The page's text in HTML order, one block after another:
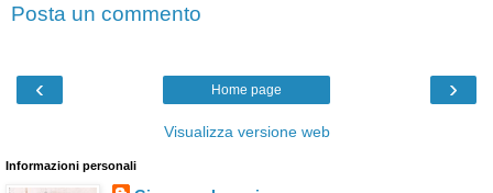
Posta un commento
‹ ›
Home page
Visualizza versione web
Informazioni personali